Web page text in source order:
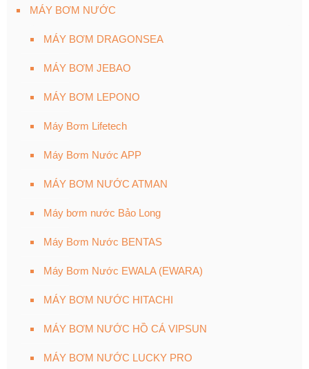
MÁY BƠM NƯỚC
MÁY BƠM DRAGONSEA
MÁY BƠM JEBAO
MÁY BƠM LEPONO
Máy Bơm Lifetech
Máy Bơm Nước APP
MÁY BƠM NƯỚC ATMAN
Máy bơm nước Bảo Long
Máy Bơm Nước BENTAS
Máy Bơm Nước EWALA (EWARA)
MÁY BƠM NƯỚC HITACHI
MÁY BƠM NƯỚC HỒ CÁ VIPSUN
MÁY BƠM NƯỚC LUCKY PRO